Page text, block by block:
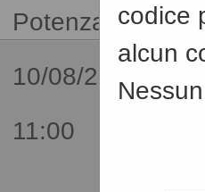
10/08/2026
11:00
codice
alcun